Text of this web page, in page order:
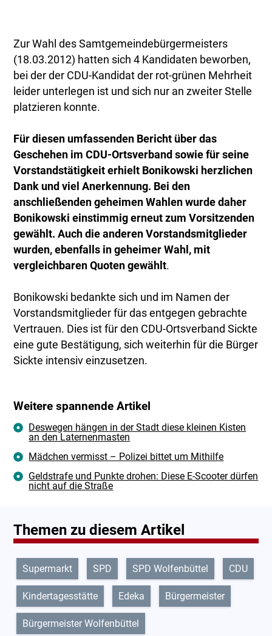
Zur Wahl des Samtgemeindebürgermeisters
(18.03.2012) hatten sich 4 Kandidaten beworben,
bei der der CDU-Kandidat der rot-grünen Mehrheit
leider unterlegen ist und sich nur an zweiter Stelle
platzieren konnte.
Für diesen umfassenden Bericht über das
Geschehen im CDU-Ortsverband sowie für seine
Vorstandstätigkeit erhielt Bonikowski herzlichen
Dank und viel Anerkennung. Bei den
anschließenden geheimen Wahlen wurde daher
Bonikowski einstimmig erneut zum Vorsitzenden
gewählt. Auch die anderen Vorstandsmitglieder
wurden, ebenfalls in geheimer Wahl, mit
vergleichbaren Quoten gewählt.
Bonikowski bedankte sich und im Namen der
Vorstandsmitglieder für das entgegen gebrachte
Vertrauen. Dies ist für den CDU-Ortsverband Sickte
eine gute Bestätigung, sich weiterhin für die Bürger
Sickte intensiv einzusetzen.
Weitere spannende Artikel
Deswegen hängen in der Stadt diese kleinen Kisten
an den Laternenmasten
Mädchen vermisst – Polizei bittet um Mithilfe
Geldstrafe und Punkte drohen: Diese E-Scooter dürfen
nicht auf die Straße
Themen zu diesem Artikel
Supermarkt SPD SPD Wolfenbüttel CDU
Kindertagesstätte Edeka Bürgermeister
Bürgermeister Wolfenbüttel